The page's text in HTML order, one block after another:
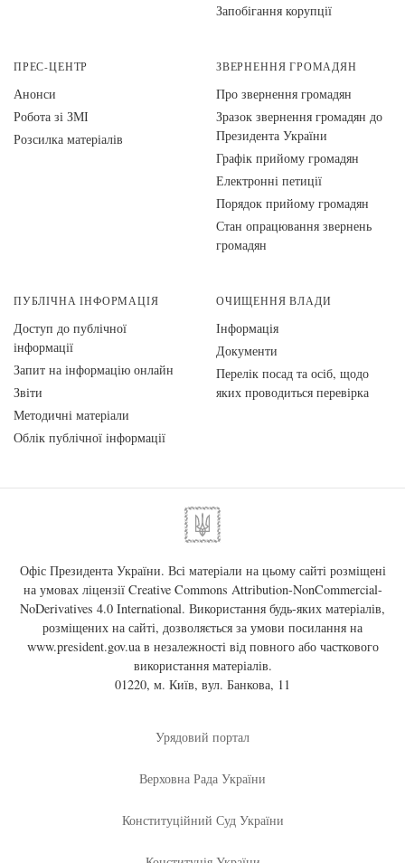
Запобігання корупції
ПРЕС-ЦЕНТР
Анонси
Робота зі ЗМІ
Розсилка матеріалів
ЗВЕРНЕННЯ ГРОМАДЯН
Про звернення громадян
Зразок звернення громадян до
Президента України
Графік прийому громадян
Електронні петиції
Порядок прийому громадян
Стан опрацювання звернень
громадян
ПУБЛІЧНА ІНФОРМАЦІЯ
Доступ до публічної
інформації
Запит на інформацію онлайн
Звіти
Методичні матеріали
Облік публічної інформації
ОЧИЩЕННЯ ВЛАДИ
Інформація
Документи
Перелік посад та осіб, щодо
яких проводиться перевірка
Офіс Президента України. Всі матеріали на цьому сайті розміщені
на умовах ліцензії Creative Commons Attribution-NonCommercial-
NoDerivatives 4.0 International. Використання будь-яких матеріалів,
розміщених на сайті, дозволяється за умови посилання на
www.president.gov.uaв незалежності від повного або часткового
використання матеріалів.
01220, м. Київ, вул. Банкова, 11
Урядовий портал
Верховна Рада України
Конституційний Суд України